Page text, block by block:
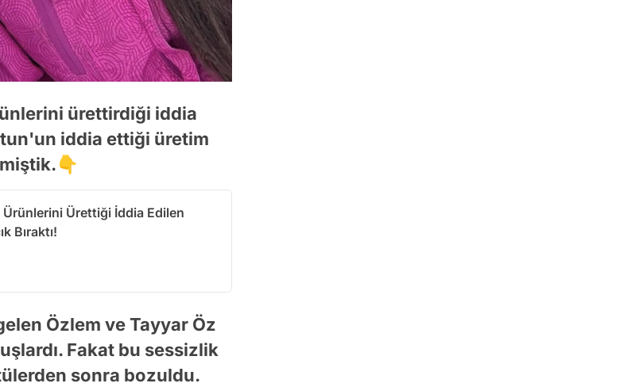
ürettirdiği iddia
iddia ettiği üretim
Ürünlerini Ürettiği İddia Edilen
Bıraktı!
Özlem ve Tayyar Öz
Fakat bu sessizlik
sonra bozuldu.